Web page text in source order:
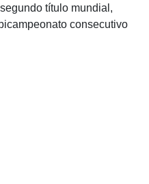
título mundial,
consecutivo